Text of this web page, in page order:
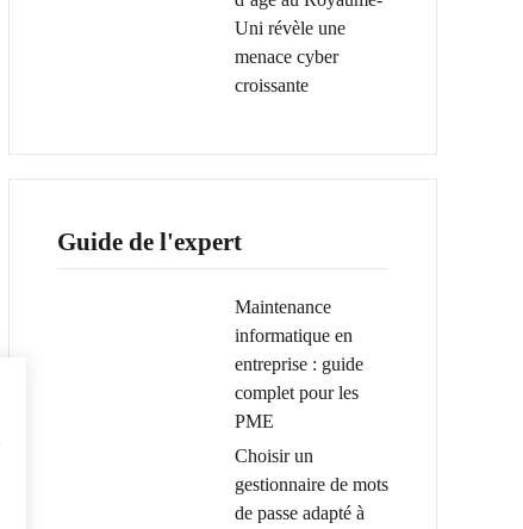
Uni révèle une
menace cyber
croissante
Guide de l'expert
Maintenance
informatique en
entreprise : guide
complet pour les
PME
Choisir un
gestionnaire de mots
de passe adapté à